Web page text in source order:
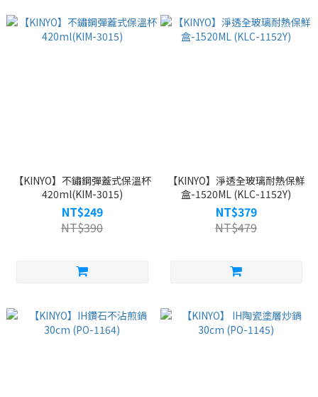
【KINYO】不鏽鋼彈蓋式保溫杯
420ml(KIM-3015)
NT$249
NT$390
【KINYO】淨透全玻璃耐熱保鮮
盒-1520ML (KLC-1152Y)
NT$379
NT$479